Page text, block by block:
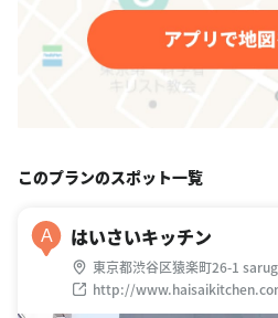
このプランのスポット一覧
A はいさいキッチン
東京都渋谷区猿楽町26-1
http://